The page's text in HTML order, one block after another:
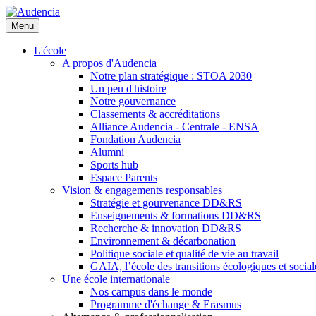
Aller
au
contenu
principal
Menu
L'école
A propos d'Audencia
Notre plan stratégique : STOA 2030
Un peu d'histoire
Notre gouvernance
Classements & accréditations
Alliance Audencia - Centrale - ENSA
Fondation Audencia
Alumni
Sports hub
Espace Parents
Vision & engagements responsables
Stratégie et gourvenance DD&RS
Enseignements & formations DD&RS
Recherche & innovation DD&RS
Environnement & décarbonation
Politique sociale et qualité de vie au travail
GAIA, l’école des transitions écologiques et
Une école internationale
Nos campus dans le monde
Programme d'échange & Erasmus